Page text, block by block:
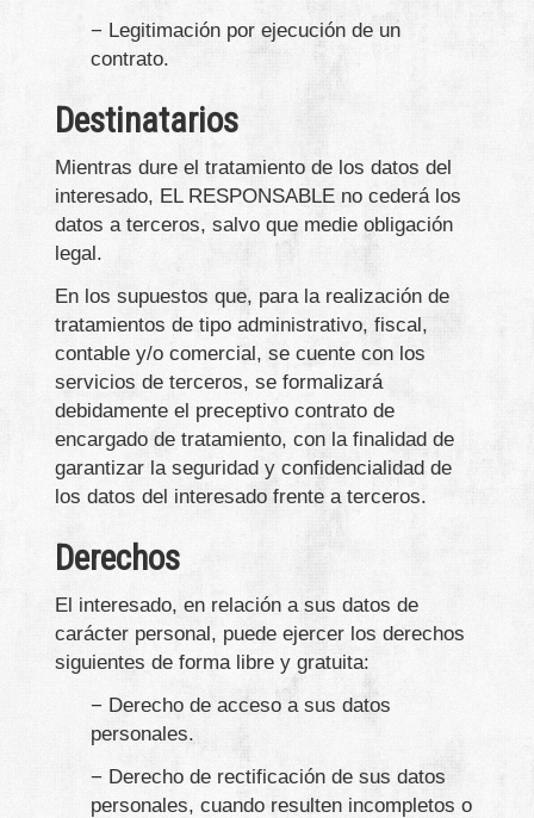
− Legitimación por ejecución de un
contrato.
Destinatarios
Mientras dure el tratamiento de los datos del
interesado, EL RESPONSABLE no cederá los
datos a terceros, salvo que medie obligación
legal.
En los supuestos que, para la realización de
tratamientos de tipo administrativo, fiscal,
contable y/o comercial, se cuente con los
servicios de terceros, se formalizará
debidamente el preceptivo contrato de
encargado de tratamiento, con la finalidad de
garantizar la seguridad y confidencialidad de
los datos del interesado frente a terceros.
Derechos
El interesado, en relación a sus datos de
carácter personal, puede ejercer los derechos
siguientes de forma libre y gratuita:
− Derecho de acceso a sus datos
personales.
− Derecho de rectificación de sus datos
personales, cuando resulten incompletos o